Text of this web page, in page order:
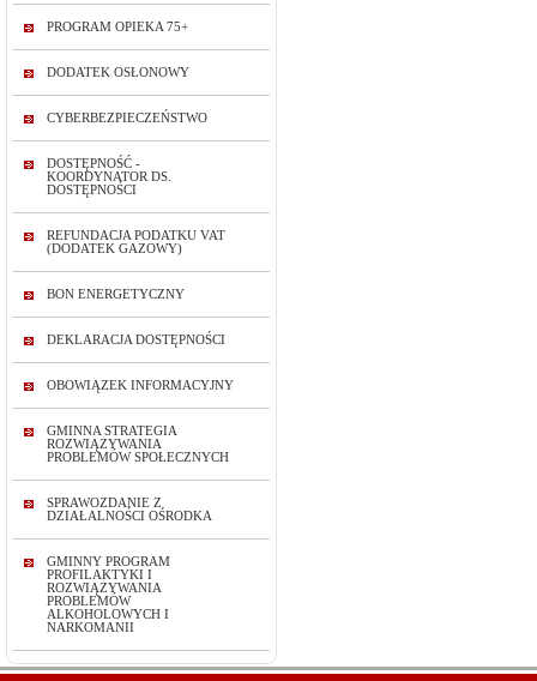
PROGRAM OPIEKA 75+
DODATEK OSŁONOWY
CYBERBEZPIECZEŃSTWO
DOSTĘPNOŚĆ -
KOORDYNATOR DS.
DOSTĘPNOŚCI
REFUNDACJA PODATKU VAT
(DODATEK GAZOWY)
BON ENERGETYCZNY
DEKLARACJA DOSTĘPNOŚCI
OBOWIĄZEK INFORMACYJNY
GMINNA STRATEGIA
ROZWIĄZYWANIA
PROBLEMÓW SPOŁECZNYCH
SPRAWOZDANIE Z
DZIAŁALNOŚCI OŚRODKA
GMINNY PROGRAM
PROFILAKTYKI I
ROZWIĄZYWANIA
PROBLEMÓW
ALKOHOLOWYCH I
NARKOMANII